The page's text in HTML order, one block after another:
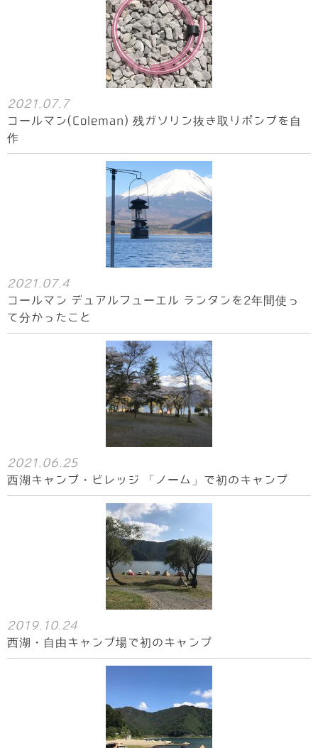
2021.07.7
コールマン(Coleman) 残ガソリン抜き取りポンプを自
作
2021.07.4
コールマン デュアルフューエル ランタンを2年間使っ
て分かったこと
2021.06.25
西湖キャンプ・ビレッジ 「ノーム」で初のキャンプ
2019.10.24
西湖・自由キャンプ場で初のキャンプ